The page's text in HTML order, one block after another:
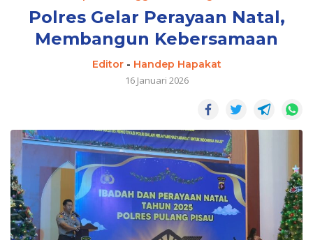
Polres Gelar Perayaan Natal,
Membangun Kebersamaan
Editor- Handep Hapakat
16 Januari 2026